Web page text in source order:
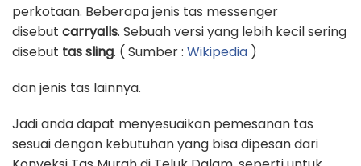
perkotaan. Beberapa jenis tas messenger
disebut carryalls. Sebuah versi yang lebih kecil sering
disebut tas sling. ( Sumber : Wikipedia )
dan jenis tas lainnya.
Jadi anda dapat menyesuaikan pemesanan tas
sesuai dengan kebutuhan yang bisa dipesan dari